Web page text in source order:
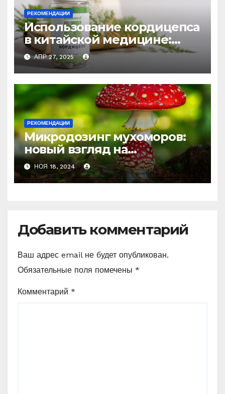
РЕКОМЕНДАЦИИ
Использование кордицепса
в китайской медицине:
природное средство
против усталости и
истощения
АПР 27, 2025
РЕКОМЕНДАЦИИ
Микродозинг мухоморов:
новый взгляд на
психоделику
НОЯ 18, 2024
Добавить комментарий
Ваш адрес email не будет опубликован.
Обязательные поля помечены *
Комментарий *